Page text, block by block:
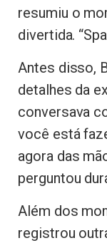
resumiu o
divertida.
Antes disso,
detalhes da
conversava
você está
agora das
perguntou
Além dos
registrou